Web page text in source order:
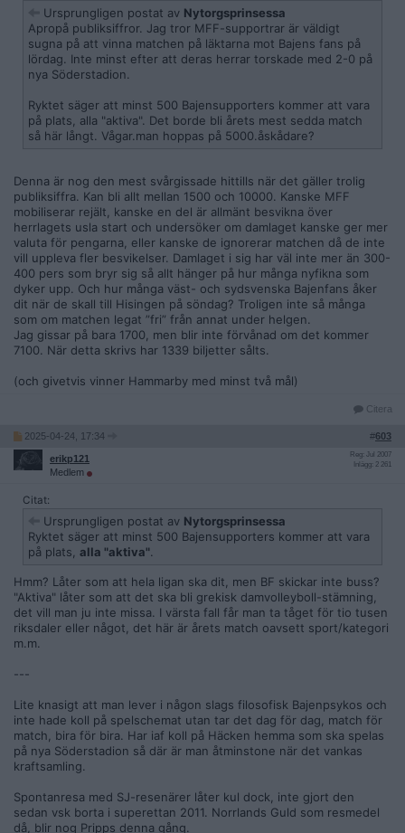
Ursprungligen postat av Nytorgsprinsessa
Apropå publiksiffror. Jag tror MFF-supportrar är väldigt
sugna på att vinna matchen på läktarna mot Bajens fans på
lördag. Inte minst efter att deras herrar torskade med 2-0 på
nya Söderstadion.
Ryktet säger att minst 500 Bajensupporters kommer att vara
på plats, alla "aktiva". Det borde bli årets mest sedda match
så här långt. Vågar.man hoppas på 5000.åskådare?
Denna är nog den mest svårgissade hittills när det gäller trolig
publiksiffra. Kan bli allt mellan 1500 och 10000. Kanske MFF
mobiliserar rejält, kanske en del är allmänt besvikna över
herrlagets usla start och undersöker om damlaget kanske ger mer
valuta för pengarna, eller kanske de ignorerar matchen då de inte
vill uppleva fler besvikelser. Damlaget i sig har väl inte mer än 300-
400 pers som bryr sig så allt hänger på hur många nyfikna som
dyker upp. Och hur många väst- och sydsvenska Bajenfans åker
dit när de skall till Hisingen på söndag? Troligen inte så många
som om matchen legat ”fri” från annat under helgen.
Jag gissar på bara 1700, men blir inte förvånad om det kommer
7100. När detta skrivs har 1339 biljetter sålts.
(och givetvis vinner Hammarby med minst två mål)
Citera
2025-04-24, 17:34 #603
erikp121
Medlem
Reg: Jul 2007
Inlägg: 2 261
Citat:
Ursprungligen postat av Nytorgsprinsessa
Ryktet säger att minst 500 Bajensupporters kommer att vara
på plats, alla "aktiva"
Hmm? Låter som att hela ligan ska dit, men BF skickar inte buss?
"Aktiva" låter som att det ska bli grekisk damvolleyboll-stämning,
det vill man ju inte missa. I värsta fall får man ta tåget för tio tusen
riksdaler eller något, det här är årets match oavsett sport/kategori
m.m.
---
Lite knasigt att man lever i någon slags filosofisk Bajenpsykos och
inte hade koll på spelschemat utan tar det dag för dag, match för
match, bira för bira. Har iaf koll på Häcken hemma som ska spelas
på nya Söderstadion så där är man åtminstone när det vankas
kraftsamling.
Spontanresa med SJ-resenärer låter kul dock, inte gjort den
sedan vsk borta i superettan 2011. Norrlands Guld som resmedel
då, blir nog Pripps denna gång.